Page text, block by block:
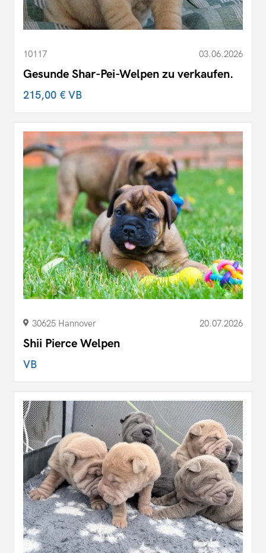
10117 03.06.2026
Gesunde Shar-Pei-Welpen zu verkaufen.
215,00 €VB
30625 Hannover 20.07.2026
Shii Pierce Welpen
VB